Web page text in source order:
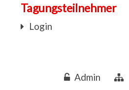
Tagungsteilnehmer
Login
Admin